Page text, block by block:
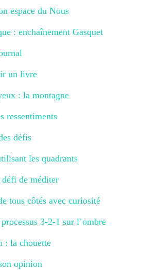
espace du Nous
: enchaînement Gasquet
un livre
: la montagne
ressentiments
défis
les quadrants
de méditer
tous côtés avec curiosité
3-2-1 sur l’ombre
: la chouette
opinion